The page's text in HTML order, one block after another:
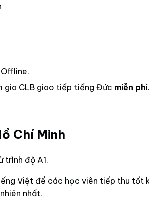
gia CLB giao tiếp tiếng Đức miễn phí.
Chí Minh
độ A1.
Việt để các học viên tiếp thu tốt
nhất.